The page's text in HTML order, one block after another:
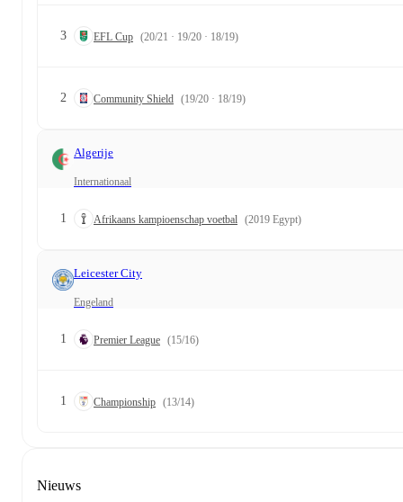
3 EFL Cup (20/21 · 19/20 · 18/19)
2 Community Shield (19/20 · 18/19)
Algerije
Internationaal
1 Afrikaans kampioenschap voetbal (2019 Egypt)
Leicester City
Engeland
1 Premier League (15/16)
1 Championship (13/14)
Nieuws